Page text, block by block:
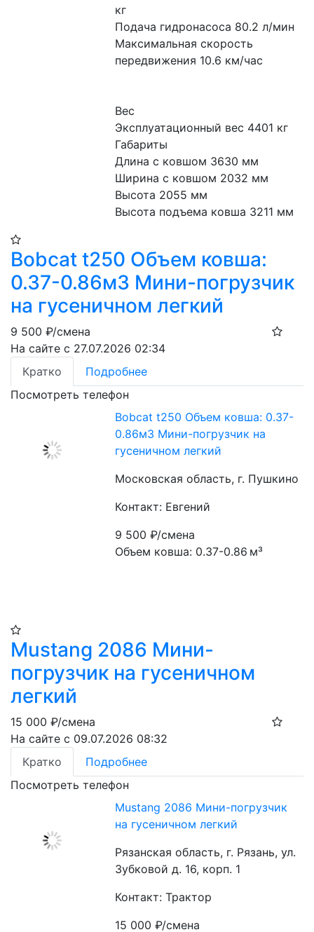
кг
Подача гидронасоса 80.2 л/мин
Максимальная скорость
передвижения 10.6 км/час
Вес
Эксплуатационный вес 4401 кг
Габариты
Длина с ковшом 3630 мм
Ширина с ковшом 2032 мм
Высота 2055 мм
Высота подъема ковша 3211 мм
Bobcat t250 Объем ковша:
0.37-0.86м3 Мини-погрузчик
на гусеничном легкий
9 500 ₽/смена
На сайте с 27.07.2026 02:34
Кратко
Подробнее
Посмотреть телефон
Bobcat t250 Объем ковша: 0.37-
0.86м3 Мини-погрузчик на
гусеничном легкий
Московская область, г. Пушкино
Контакт: Евгений
9 500₽/смена
Объем ковша: 0.37-0.86 м³
Mustang 2086 Мини-
погрузчик на гусеничном
легкий
15 000 ₽/смена
На сайте с 09.07.2026 08:32
Кратко
Подробнее
Посмотреть телефон
Mustang 2086 Мини-погрузчик
на гусеничном легкий
Рязанская область, г. Рязань, ул.
Зубковой д. 16, корп. 1
Контакт: Трактор
15 000₽/смена